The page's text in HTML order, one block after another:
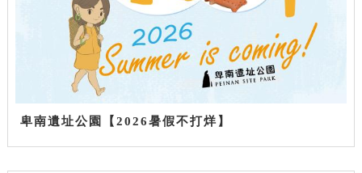
卑南遺址公園【2026暑假不打烊】